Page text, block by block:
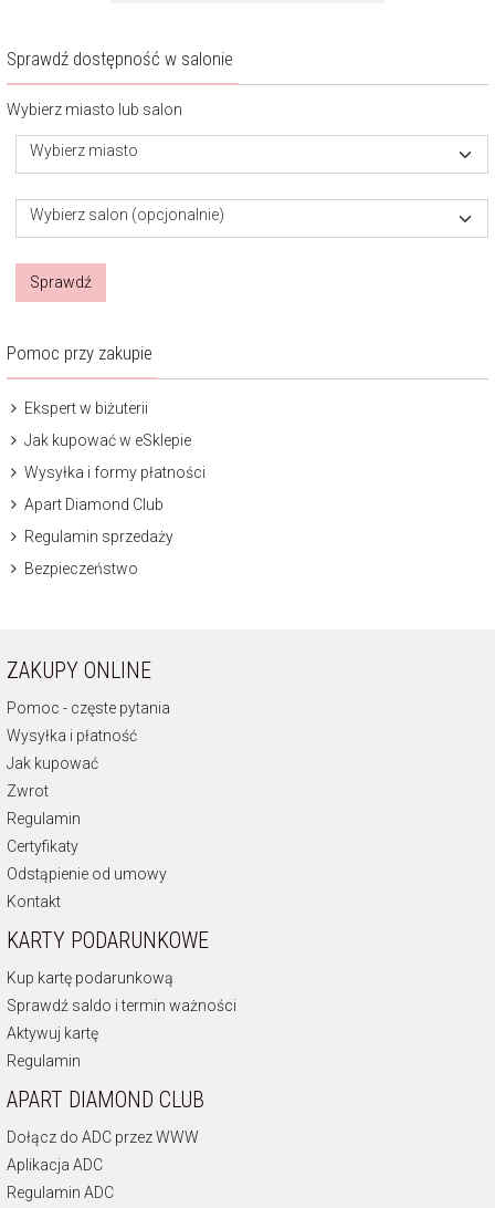
Sprawdź dostępność w salonie
Wybierz miasto lub salon
Wybierz miasto
Wybierz salon (opcjonalnie)
Sprawdź
Pomoc przy zakupie
Ekspert w biżuterii
Jak kupować w eSklepie
Wysyłka i formy płatności
Apart Diamond Club
Regulamin sprzedaży
Bezpieczeństwo
ZAKUPY ONLINE
Pomoc - częste pytania
Wysyłka i płatność
Jak kupować
Zwrot
Regulamin
Certyfikaty
Odstąpienie od umowy
Kontakt
KARTY PODARUNKOWE
Kup kartę podarunkową
Sprawdź saldo i termin ważności
Aktywuj kartę
Regulamin
APART DIAMOND CLUB
Dołącz do ADC przez WWW
Aplikacja ADC
Regulamin ADC